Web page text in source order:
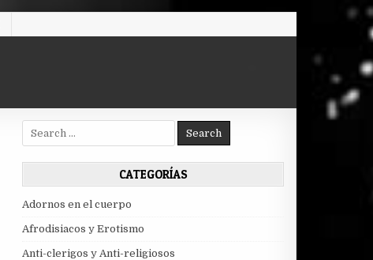
CATEGORÍAS
Adornos en el cuerpo
Afrodisiacos y Erotismo
Anti-clerigos y Anti-religiosos